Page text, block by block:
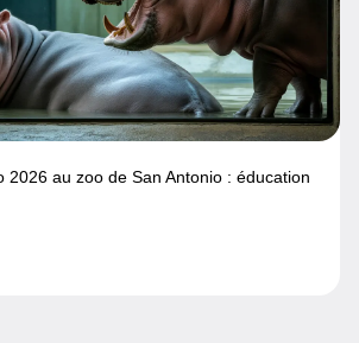
2026 au zoo de San Antonio : éducation